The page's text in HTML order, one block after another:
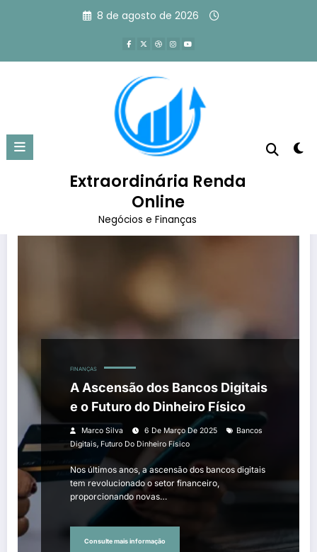
8 de agosto de 2026
Extraordinária Renda
Online
Negócios e Finanças
Tag: futuro do dinheiro físico
FINANÇAS
A Ascensão dos Bancos Digitais
e o Futuro do Dinheiro Físico
Marco Silva 6 De Março De 2025
Bancos
Digitais, Futuro Do Dinheiro Físico
Nos últimos anos, a ascensão dos bancos digitais
tem revolucionado o setor financeiro,
proporcionando novas…
Consulte mais informação